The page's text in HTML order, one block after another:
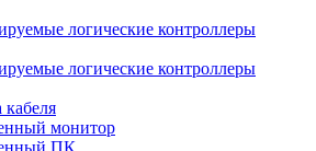
логические контроллеры
логические контроллеры
монитор
ПК